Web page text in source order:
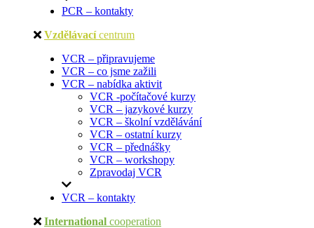
PCR – kontakty
Vzdělávací centrum
VCR – připravujeme
VCR – co jsme zažili
VCR – nabídka aktivit
VCR -počítačové kurzy
VCR – jazykové kurzy
VCR – školní vzdělávání
VCR – ostatní kurzy
VCR – přednášky
VCR – workshopy
Zpravodaj VCR
VCR – kontakty
International cooperation